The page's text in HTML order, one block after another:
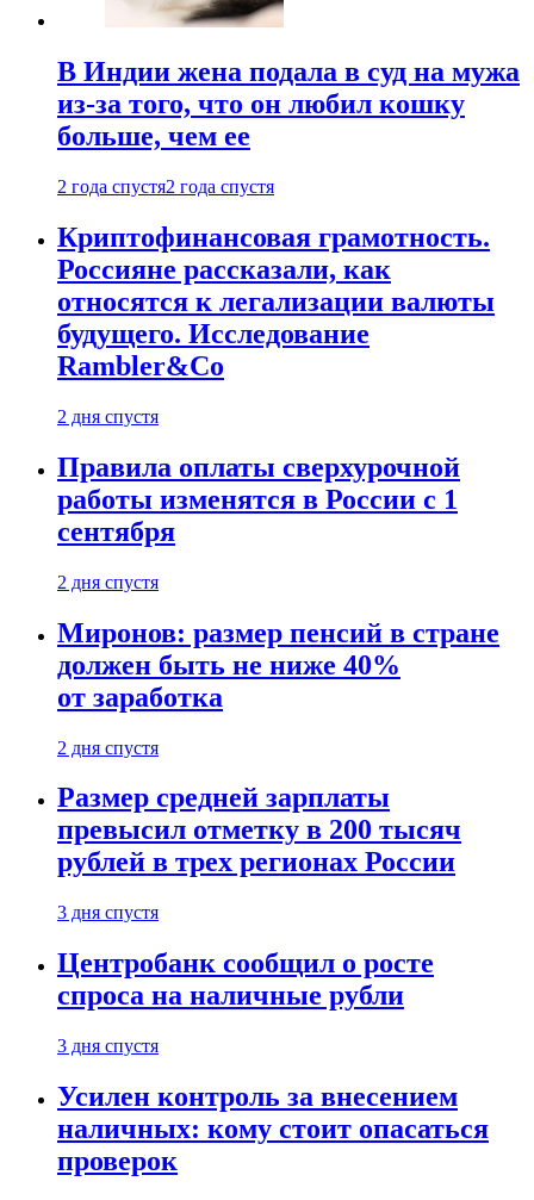
В Индии жена подала в суд на мужа
из-за того, что он любил кошку
больше, чем ее
2 года спустя2 года спустя
Криптофинансовая грамотность.
Россияне рассказали, как
относятся к легализации валюты
будущего. Исследование
Rambler&Co
2 дня спустя
Правила оплаты сверхурочной
работы изменятся в России с 1
сентября
2 дня спустя
Миронов: размер пенсий в стране
должен быть не ниже 40%
от заработка
2 дня спустя
Размер средней зарплаты
превысил отметку в 200 тысяч
рублей в трех регионах России
3 дня спустя
Центробанк сообщил о росте
спроса на наличные рубли
3 дня спустя
Усилен контроль за внесением
наличных: кому стоит опасаться
проверок